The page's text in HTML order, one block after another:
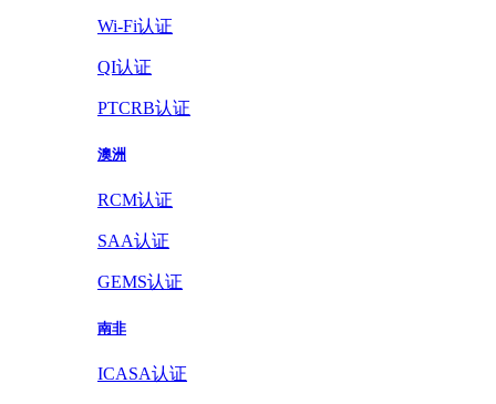
Wi-Fi认证
QI认证
PTCRB认证
澳洲
RCM认证
SAA认证
GEMS认证
南非
ICASA认证